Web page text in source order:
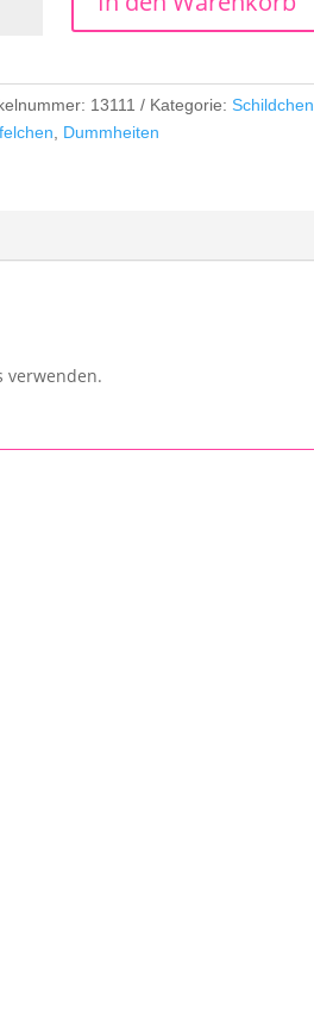
13111 Kategorie:Schildchen
Dummheiten
verwenden.